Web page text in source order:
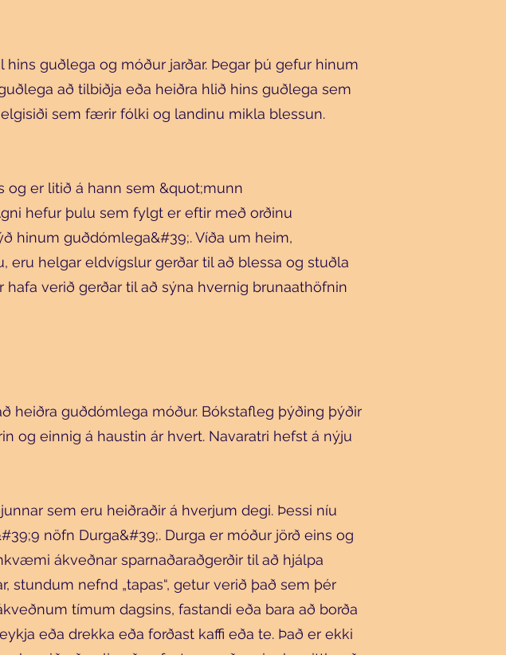
guðlega og móður jarðar. Þegar þú gefur hinum
að tilbiðja eða heiðra hlið hins guðlega sem
sem færir fólki og landinu mikla blessun.
og er litið á hann sem &quot;munn
hefur þulu sem fylgt er eftir með orðinu
hinum guðdómlega&#39;. Víða um heim,
eru helgar eldvígslur gerðar til að blessa og stuðla
hafa verið gerðar til að sýna hvernig brunaathöfnin
heiðra guðdómlega móður. Bókstafleg þýðing þýðir
og einnig á haustin ár hvert. Navaratri hefst á nýju
sem eru heiðraðir á hverjum degi. Þessi níu
nöfn Durga&#39;. Durga er móður jörð eins og
ákveðnar sparnaðaraðgerðir til að hjálpa
stundum nefnd „tapas“, getur verið það sem þér
tímum dagsins, fastandi eða bara að borða
eða drekka eða forðast kaffi eða te. Það er ekki
Translate
US English